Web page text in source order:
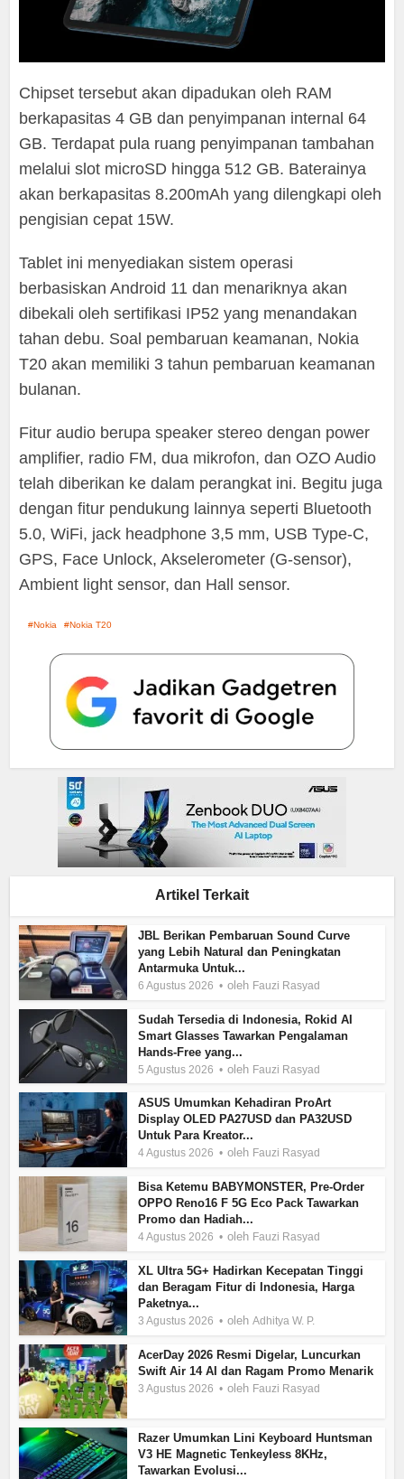
Chipset tersebut akan dipadukan oleh RAM
berkapasitas 4 GB dan penyimpanan internal 64
GB. Terdapat pula ruang penyimpanan tambahan
melalui slot microSD hingga 512 GB. Baterainya
akan berkapasitas 8.200mAh yang dilengkapi oleh
pengisian cepat 15W.
Tablet ini menyediakan sistem operasi
berbasiskan Android 11 dan menariknya akan
dibekali oleh sertifikasi IP52 yang menandakan
tahan debu. Soal pembaruan keamanan, Nokia
T20 akan memiliki 3 tahun pembaruan keamanan
bulanan.
Fitur audio berupa speaker stereo dengan power
amplifier, radio FM, dua mikrofon, dan OZO Audio
telah diberikan ke dalam perangkat ini. Begitu juga
dengan fitur pendukung lainnya seperti Bluetooth
5.0, WiFi, jack headphone 3,5 mm, USB Type-C,
GPS, Face Unlock, Akselerometer (G-sensor),
Ambient light sensor, dan Hall sensor.
Nokia Nokia T20
Artikel Terkait
JBL Berikan Pembaruan Sound Curve
yang Lebih Natural dan Peningkatan
Antarmuka Untuk...
6 Agustus 2026 oleh Fauzi Rasyad
Sudah Tersedia di Indonesia, Rokid AI
Smart Glasses Tawarkan Pengalaman
Hands-Free yang...
5 Agustus 2026 oleh Fauzi Rasyad
ASUS Umumkan Kehadiran ProArt
Display OLED PA27USD dan PA32USD
Untuk Para Kreator...
4 Agustus 2026 oleh Fauzi Rasyad
Bisa Ketemu BABYMONSTER, Pre-Order
OPPO Reno16 F 5G Eco Pack Tawarkan
Promo dan Hadiah...
4 Agustus 2026 oleh Fauzi Rasyad
XL Ultra 5G+ Hadirkan Kecepatan Tinggi
dan Beragam Fitur di Indonesia, Harga
Paketnya...
3 Agustus 2026 olehAdhitya W. P.
AcerDay 2026 Resmi Digelar, Luncurkan
Swift Air 14 AI dan Ragam Promo Menarik
3 Agustus 2026 oleh Fauzi Rasyad
Razer Umumkan Lini Keyboard Huntsman
V3 HE Magnetic Tenkeyless 8KHz,
Tawarkan Evolusi...